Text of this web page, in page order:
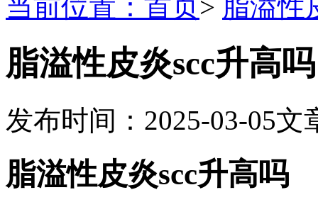
当前位置：首页> 脂溢性
脂溢性皮炎scc升高吗
发布时间：2025-03-05文
脂溢性皮炎scc升高吗